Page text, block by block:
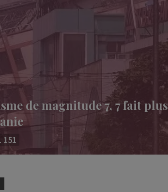
de magnitude 7, 7 fait plus
151